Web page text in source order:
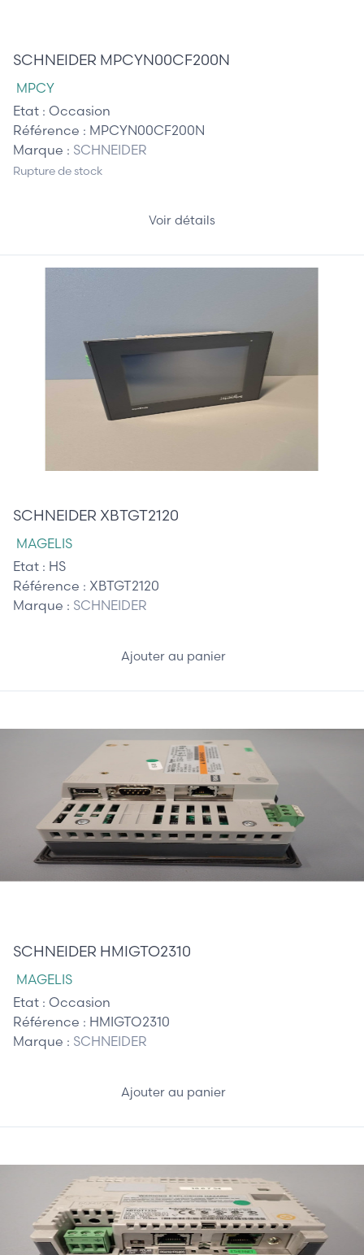
SCHNEIDER MPCYN00CF200N
MPCY
Etat : Occasion
Référence : MPCYN00CF200N
Marque : SCHNEIDER
Rupture de stock
Voir détails
SCHNEIDER XBTGT2120
MAGELIS
Etat : HS
Référence : XBTGT2120
Marque : SCHNEIDER
Ajouter au panier
SCHNEIDER HMIGTO2310
MAGELIS
Etat : Occasion
Référence : HMIGTO2310
Marque : SCHNEIDER
Ajouter au panier